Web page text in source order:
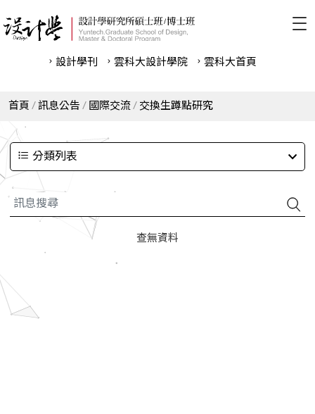
設計學刊 雲科⼤設計學院 雲科⼤首頁
首頁 訊息公告 國際交流 交換生蹲點研究
分類列表
查無資料